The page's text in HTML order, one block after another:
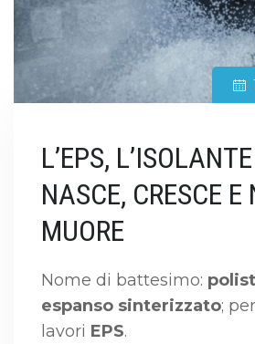
L’EPS,
NASCE, CRESCE E
MUORE
Nome di battesimo:
espanso sinterizzato;
lavori EPS.